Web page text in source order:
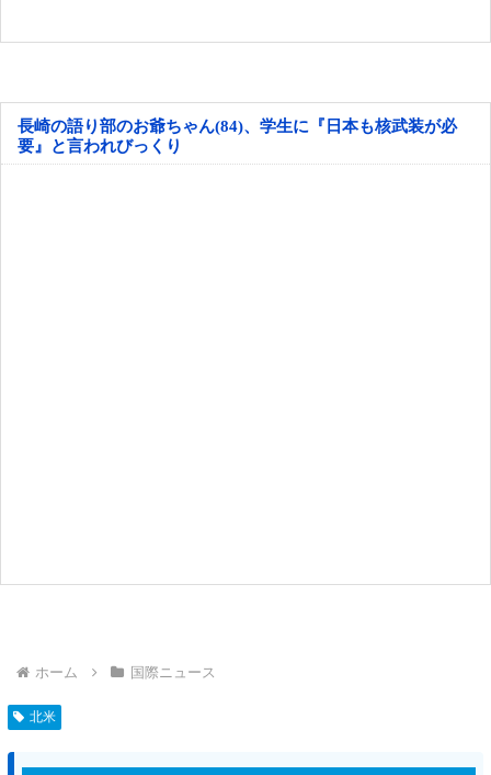
長崎の語り部のお爺ちゃん(84)、学生に『日本も核武装が必
要』と言われびっくり
ホーム 国際ニュース
北米